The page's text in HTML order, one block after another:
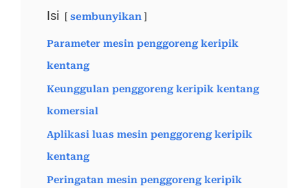
Isi sembunyikan
Parameter mesin penggoreng keripik
kentang
Keunggulan penggoreng keripik kentang
komersial
Aplikasi luas mesin penggoreng keripik
kentang
Peringatan mesin penggoreng keripik